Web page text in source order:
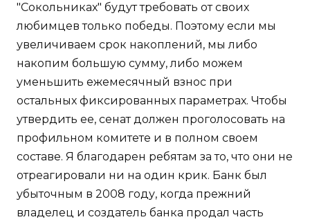
"Сокольниках" будут требовать от своих
любимцев только победы. Поэтому если мы
увеличиваем срок накоплений, мы либо
накопим большую сумму, либо можем
уменьшить ежемесячный взнос при
остальных фиксированных параметрах. Чтобы
утвердить ее, сенат должен проголосовать на
профильном комитете и в полном своем
составе. Я благодарен ребятам за то, что они не
отреагировали ни на один крик. Банк был
убыточным в 2008 году, когда прежний
владелец и создатель банка продал часть